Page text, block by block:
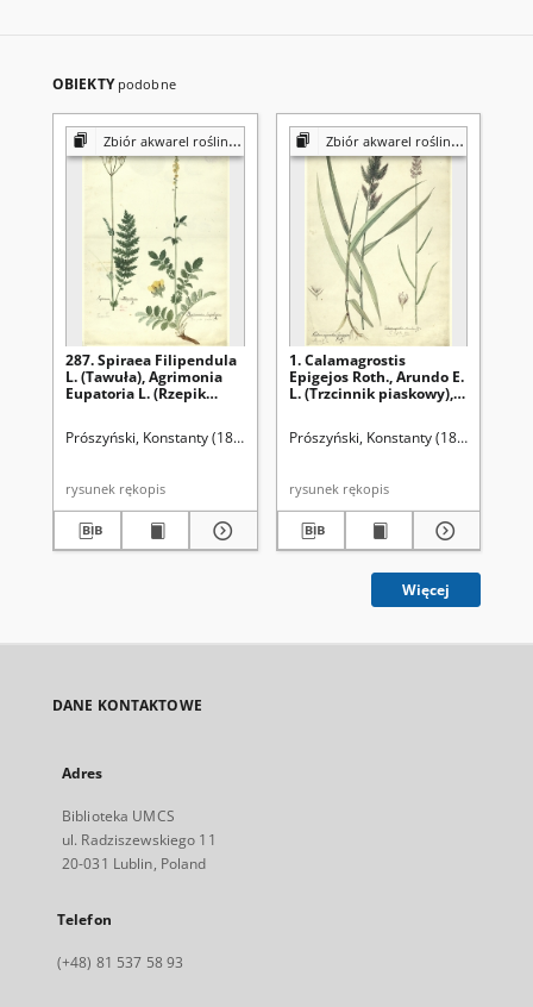
OBIEKTY podobne
Zbiór akwarel roślin Konstantego Prószyńskiego
287. Spiraea Filipendula
L. (Tawuła), Agrimonia
Eupatoria L. (Rzepik
Prószyński, Konstanty (1859-1936)
rysunek rękopis
Zbiór akwarel roślin Konstantego Prószyńskiego
1. Calamagrostis
Epigejos Roth., Arundo E.
L. (Trzcinnik piaskowy),
(Trzcinnik prosty)
Prószyński, Konstanty (1859-1936)
rysunek rękopis
Więcej
DANE KONTAKTOWE
Adres
Biblioteka UMCS
ul. Radziszewskiego 11
20-031 Lublin, Poland
Telefon
(+48) 81 537 58 93